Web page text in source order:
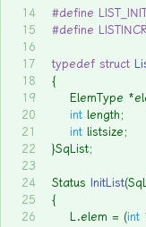
14
15
16
17
18
19
20
21
22
23
24
25
26
#define
#define
typedef struct
{
ElemType
int length;
int listsize;
}SqList;
Status InitList
{
	L.elem = (
int